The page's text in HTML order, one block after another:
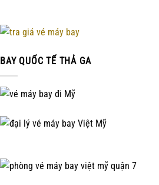
BAY QUỐC TẾ THẢ GA